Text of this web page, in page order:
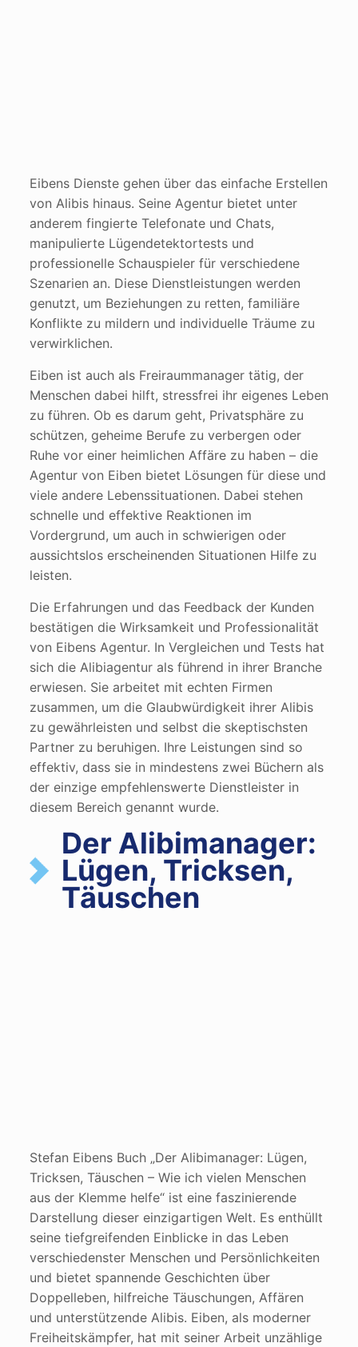
Eibens Dienste gehen über das einfache Erstellen
von Alibis hinaus. Seine Agentur bietet unter
anderem fingierte Telefonate und Chats,
manipulierte Lügendetektortests und
professionelle Schauspieler für verschiedene
Szenarien an. Diese Dienstleistungen werden
genutzt, um Beziehungen zu retten, familiäre
Konflikte zu mildern und individuelle Träume zu
verwirklichen​.
Eiben ist auch als Freiraummanager tätig, der
Menschen dabei hilft, stressfrei ihr eigenes Leben
zu führen. Ob es darum geht, Privatsphäre zu
schützen, geheime Berufe zu verbergen oder
Ruhe vor einer heimlichen Affäre zu haben – die
Agentur von Eiben bietet Lösungen für diese und
viele andere Lebenssituationen. Dabei stehen
schnelle und effektive Reaktionen im
Vordergrund, um auch in schwierigen oder
aussichtslos erscheinenden Situationen Hilfe zu
leisten​.
Die Erfahrungen und das Feedback der Kunden
bestätigen die Wirksamkeit und Professionalität
von Eibens Agentur. In Vergleichen und Tests hat
sich die Alibiagentur als führend in ihrer Branche
erwiesen. Sie arbeitet mit echten Firmen
zusammen, um die Glaubwürdigkeit ihrer Alibis
zu gewährleisten und selbst die skeptischsten
Partner zu beruhigen. Ihre Leistungen sind so
effektiv, dass sie in mindestens zwei Büchern als
der einzige empfehlenswerte Dienstleister in
diesem Bereich genannt wurde​.
Der Alibimanager:
Lügen, Tricksen,
Täuschen
Stefan Eibens Buch „Der Alibimanager: Lügen,
Tricksen, Täuschen – Wie ich vielen Menschen
aus der Klemme helfe“ ist eine faszinierende
Darstellung dieser einzigartigen Welt. Es enthüllt
seine tiefgreifenden Einblicke in das Leben
verschiedenster Menschen und Persönlichkeiten
und bietet spannende Geschichten über
Doppelleben, hilfreiche Täuschungen, Affären
und unterstützende Alibis. Eiben, als moderner
Freiheitskämpfer, hat mit seiner Arbeit unzählige